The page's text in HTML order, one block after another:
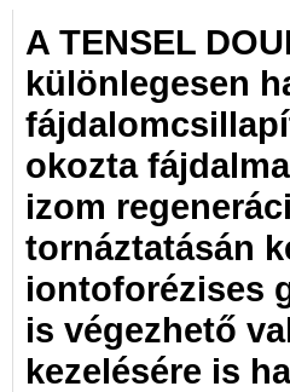
A TENSEL
különlegesen
okozta
izom
tornáztatásán
iontoforézises
is végezhető
kezelésére is